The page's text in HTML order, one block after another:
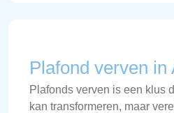
Plafond verven in
Plafonds verven is een klus
kan transformeren, maar